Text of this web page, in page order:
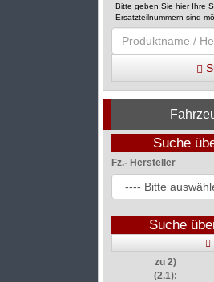
Bitte geben Sie hier Ihre
Ersatzteilnummern sind
Suche
Fz.- Hersteller
Suche
zu 2)
(2.1):